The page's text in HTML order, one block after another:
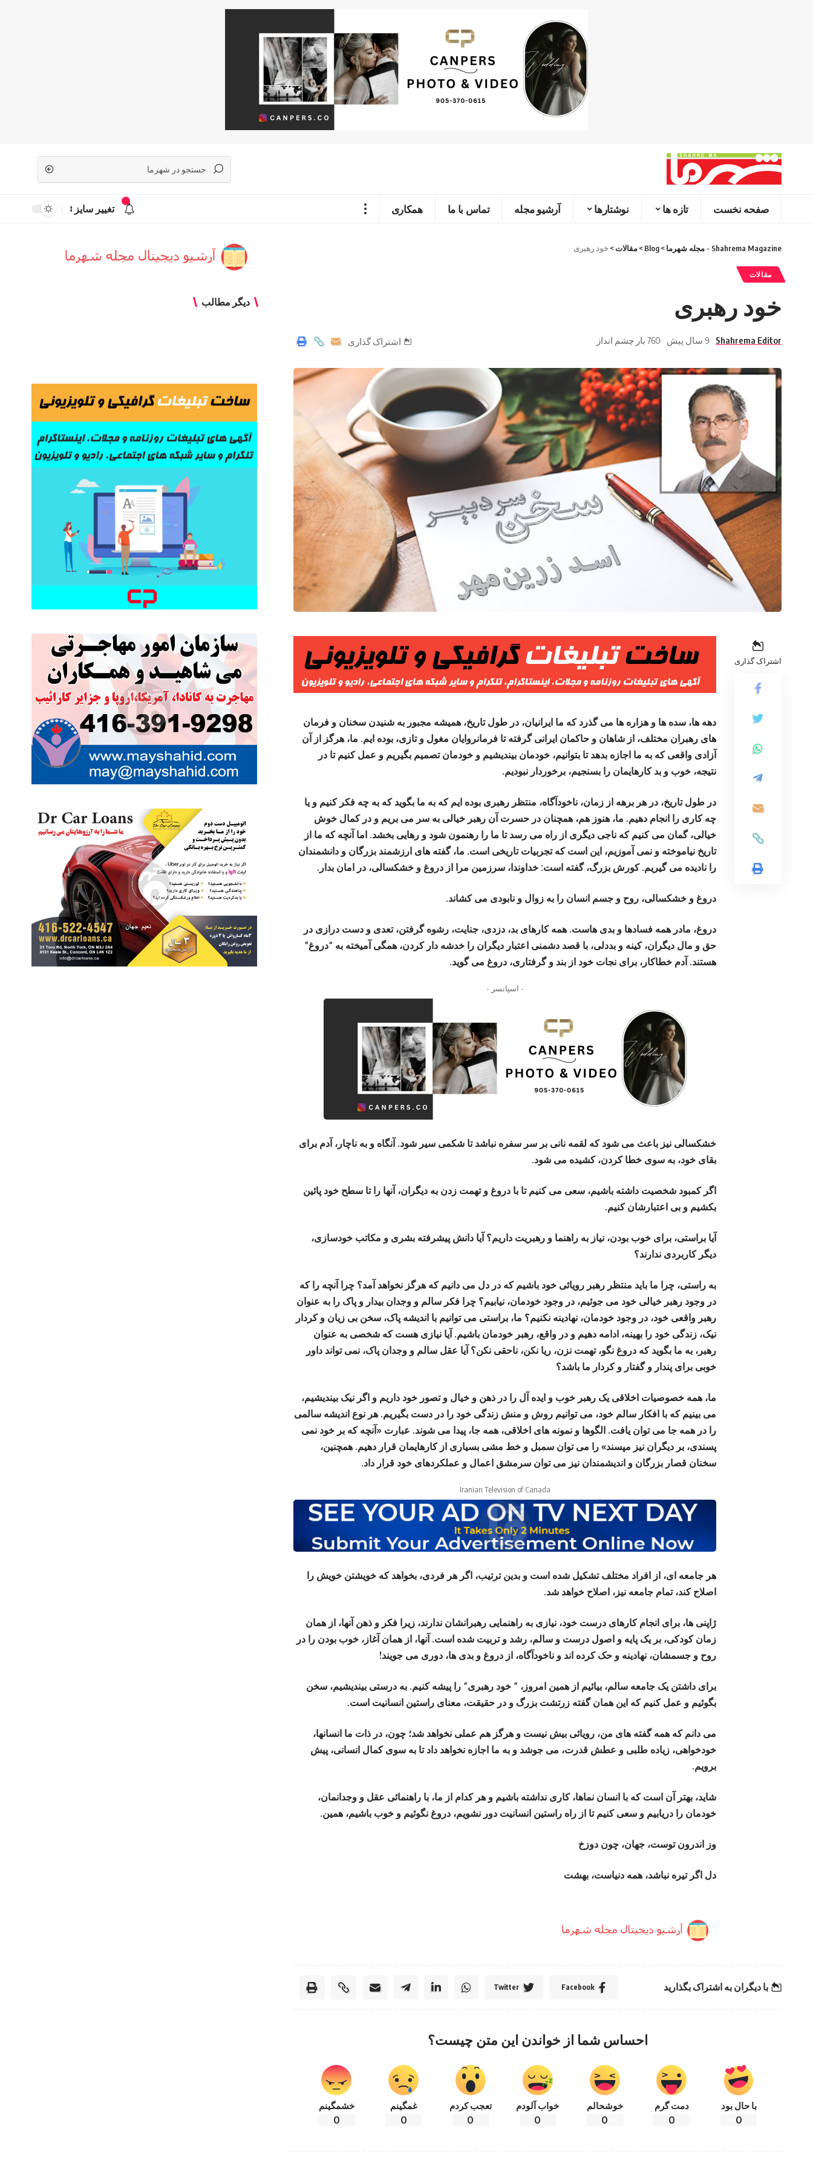
صفحه نخست تازه ها نوشتارها آرشیو مجله تماس با ما همکاری تغییر سایز
Shahrema Magazine - مجله شهرما >
Blog
>مقالات>خود رهبری
مقالات
خود رهبری
Shahrema Editor 9 سال پیش 760 بار چشم انداز اشتراک گذاری
اشتراک گذاری
دهه ها، سده ها و هزاره ها می گذرد که ما ایرانیان، در طول تاریخ، همیشه مجبور به شنیدن سخنان و فرمان
های رهبران مختلف، از شاهان و حاکمان ایرانی گرفته تا فرمانروایان مغول و تازی، بوده ایم. ما، هرگز از آن
آزادی واقعی که به ما اجازه بدهد تا بتوانیم، خودمان بیندیشیم و خودمان تصمیم بگیریم و عمل کنیم تا در
نتیجه، خوب و بد کارهایمان را بسنجیم، برخوردار نبودیم.
در طول تاریخ، در هر برهه از زمان، ناخودآگاه، منتظر رهبری بوده ایم که به ما بگوید که به چه فکر کنیم و یا
چه کاری را انجام دهیم. ما، هنوز هم، همچنان در حسرت آن رهبر خیالی به سر می بریم و در کمال خوش
خیالی، گمان می کنیم که ناجی دیگری از راه می رسد تا ما را رهنمون شود و رهایی بخشد. اما آنچه که ما از
تاریخ نیاموخته و نمی آموزیم، این است که تجربیات تاریخی است. ما، گفته های ارزشمند بزرگان و دانشمندان
را نادیده می گیریم. کورش بزرگ، گفته است: خداوندا، سرزمین مرا از دروغ و خشکسالی، در امان بدار.
دروغ و خشکسالی، روح و جسم انسان را به زوال و نابودی می کشاند.
دروغ، مادر همه فسادها و بدی هاست. همه کارهای بد، دزدی، جنایت، رشوه گرفتن، تعدی و دست درازی در
حق و مال دیگران، کینه و بددلی، با قصد دشمنی اعتبار دیگران را خدشه دار کردن، همگی آمیخته به “دروغ”
هستند. آدم خطاکار، برای نجات خود از بند و گرفتاری، دروغ می گوید.
- اسپانسر -
خشکسالی نیز باعث می شود که لقمه نانی بر سر سفره نباشد تا شکمی سیر شود. آنگاه و به ناچار، آدم برای
بقای خود، به سوی خطا کردن، کشیده می شود.
اگر کمبود شخصیت داشته باشیم، سعی می کنیم تا با دروغ و تهمت زدن به دیگران، آنها را تا سطح خود پائین
بکشیم و بی اعتبارشان کنیم.
آیا براستی، برای خوب بودن، نیاز به راهنما و رهبریت داریم؟ آیا دانش پیشرفته بشری و مکاتب خودسازی،
دیگر کاربردی ندارند؟
به راستی، چرا ما باید منتظر رهبر رویائی خود باشیم که در دل می دانیم که هرگز نخواهد آمد؟ چرا آنچه را که
در وجود رهبر خیالی خود می جوئیم، در وجود خودمان، نیابیم؟ چرا فکر سالم و وجدان بیدار و پاک را به عنوان
رهبر واقعی خود، در وجود خودمان، نهادینه نکنیم؟ ما، براستی می توانیم با اندیشه پاک، سخن بی زیان و کردار
نیک، زندگی خود را بهینه، ادامه دهیم و در واقع، رهبر خودمان باشیم. آیا نیازی هست که شخصی به عنوان
رهبر، به ما بگوید که دروغ نگو، تهمت نزن، ریا نکن، ناحقی نکن؟ آیا عقل سالم و وجدان پاک، نمی تواند داور
خوبی برای پندار و گفتار و کردار ما باشد؟
ما، همه خصوصیات اخلاقی یک رهبر خوب و ایده آل را در ذهن و خیال و تصور خود داریم و اگر نیک بیندیشیم،
می بینیم که با افکار سالم خود، می توانیم روش و منش زندگی خود را در دست بگیریم. هر نوع اندیشه سالمی
را در همه جا می توان یافت. الگوها و نمونه های اخلاقی، همه جا، پیدا می شوند. عبارت «آنچه که بر خود نمی
پسندی، بر دیگران نیز مپسند» را می توان سمبل و خط مشی بسیاری از کارهایمان قرار دهیم. همچنین،
سخنان قصار بزرگان و اندیشمندان نیز می توان سرمشق اعمال و عملکردهای خود قرار داد.
Iranian Television of Canada
هر جامعه ای، از افراد مختلف تشکیل شده است و بدین ترتیب، اگر هر فردی، بخواهد که خویشتن خویش را
اصلاح کند، تمام جامعه نیز، اصلاح خواهد شد.
ژاپنی ها، برای انجام کارهای درست خود، نیازی به راهنمایی رهبرانشان ندارند، زیرا فکر و ذهن آنها، از همان
زمان کودکی، بر یک پایه و اصول درست و سالم، رشد و تربیت شده است. آنها، از همان آغاز، خوب بودن را در
روح و جسمشان، نهادینه و حک کرده اند و ناخودآگاه، از دروغ و بدی ها، دوری می جویند!
برای داشتن یک جامعه سالم، بیائیم از همین امروز، ” خود رهبری” را پیشه کنیم. به درستی بیندیشیم، سخن
بگوئیم و عمل کنیم که این همان گفته زرتشت بزرگ و در حقیقت، معنای راستین انسانیت است.
می دانم که همه گفته های من، رویائی بیش نیست و هرگز هم عملی نخواهد شد؛ چون، در ذات ما انسانها،
خودخواهی، زیاده طلبی و عطش قدرت، می جوشد و به ما اجازه نخواهد داد تا به سوی کمال انسانی، پیش
برویم.
شاید، بهتر آن است که با انسان نماها، کاری نداشته باشیم و هر کدام از ما، با راهنمائی عقل و وجدانمان،
خودمان را دریابیم و سعی کنیم تا از راه راستین انسانیت دور نشویم، دروغ نگوئیم و خوب باشیم، همین.
وز اندرون توست، جهان، چون دوزخ
دل اگر تیره نباشد، همه دنیاست، بهشت
با دیگران به اشتراک بگذارید Facebook
Twitter
احساس شما از خواندن این متن چیست؟
با حال بود
0
دمت گرم
0
خوشحالم
0
خواب آلودم
0
تعجب کردم
0
غمگینم
0
خشمگینم
0
دیگر مطالب